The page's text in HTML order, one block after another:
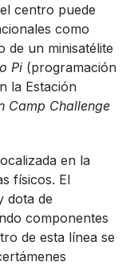
centro puede
como
de un minisatélite
Pi (programación
la Estación
Camp Challenge
en la
físicos. El
dota de
componentes
de esta línea se